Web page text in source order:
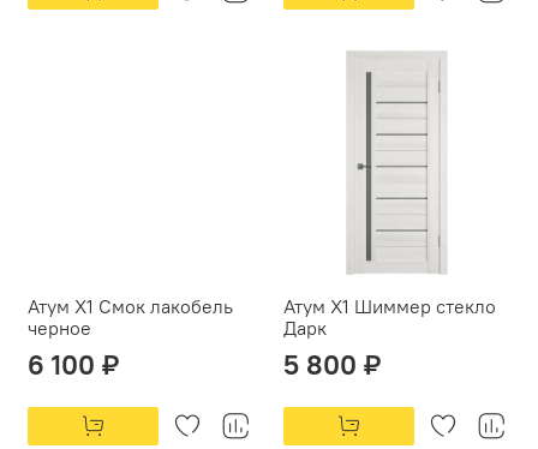
Атум X1 Смок лакобель
черное
6 100 ₽
Атум X1 Шиммер стекло
Дарк
5 800 ₽